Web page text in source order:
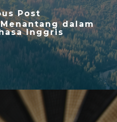
Post
dalam
Inggris